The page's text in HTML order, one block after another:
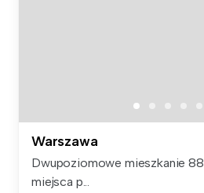
Warszawa
Dwupoziomowe mieszkanie
miejsca p...